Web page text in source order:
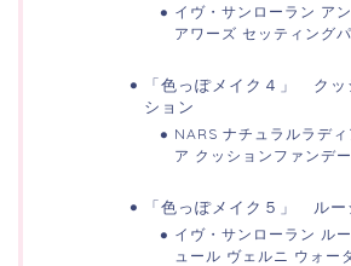
イヴ・サンローラン ア
アワーズ セッティング
「色っぽメイク４」 クッ
ション
NARS ナチュラルラデ
ア クッションファンデ
「色っぽメイク５」 ルー
イヴ・サンローラン ル
ュール ヴェルニ ウォー